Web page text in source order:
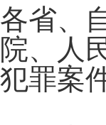
各省、
院、人
犯罪案